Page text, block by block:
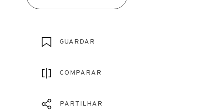
GUARDAR
COMPARAR
PARTILHAR